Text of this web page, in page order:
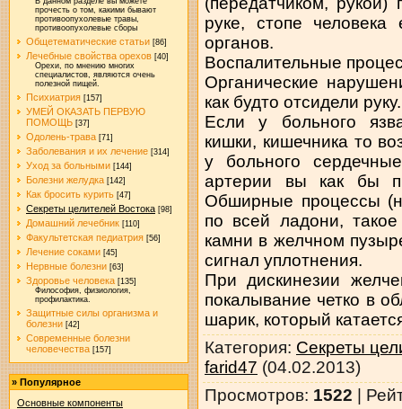
прочесть о том, какими бывают
противоопухолевые травы,
противоопухолевые сборы
Общетематические статьи [86]
Лечебные свойства орехов [40]
Орехи, по мнению многих
специалистов, являются очень
полезной пищей.
Психиатрия [157]
УМЕЙ ОКАЗАТЬ ПЕРВУЮ
ПОМОЩЬ [37]
Одолень-трава [71]
Заболевания и их лечение [314]
Уход за больными [144]
Болезни желудка [142]
Как бросить курить [47]
Секреты целителей Востока [98]
Домашний лечебник [110]
Факультетская педиатрия [56]
Лечение соками [45]
Нервные болезни [63]
Здоровье человека [135]
Философия, физиология,
профилактика.
Защитные силы организма и
болезни [42]
Современные болезни
человечества [157]
» Популярное
Основные компоненты
руке, стопе человека
органов.
Воспалительные
Органические
как будто отсидели руку.
Если у больного
кишки, кишечника то
у больного
артерии вы как бы
Обширные процессы
по всей ладони,
камни в желчном
сигнал уплотнения.
При дискинезии
покалывание четко в
шарик, который
Категория: Секреты
farid47 (04.02.2013)
Просмотров: 1522 |